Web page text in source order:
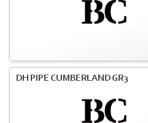
DH PIPE CUMBERLAND GR3